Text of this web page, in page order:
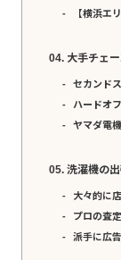
【横浜エ
大手チェ
セカンド
ハードオ
ヤマダ電
洗濯機の
大々的に
プロの査
派手に広